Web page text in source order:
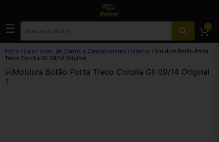
☰ 0
Início / Loja / Aces. de Carros e Caminhonetes / Interior / Moldura Botão Porta
Treco Corolla Gli 09/14 Original